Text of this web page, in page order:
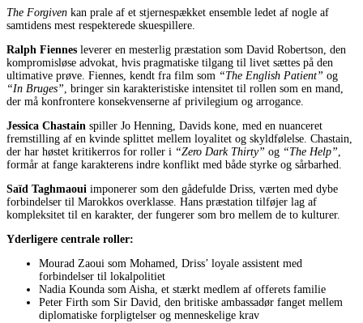
The Forgiven kan prale af et stjernespækket ensemble ledet af nogle af
samtidens mest respekterede skuespillere.
Ralph Fiennes leverer en mesterlig præstation som David Robertson, den
kompromisløse advokat, hvis pragmatiske tilgang til livet sættes på den
ultimative prøve. Fiennes, kendt fra film som “The English Patient” og
“In Bruges”, bringer sin karakteristiske intensitet til rollen som en mand,
der må konfrontere konsekvenserne af privilegium og arrogance.
Jessica Chastain spiller Jo Henning, Davids kone, med en nuanceret
fremstilling af en kvinde splittet mellem loyalitet og skyldfølelse. Chastain,
der har høstet kritikerros for roller i “Zero Dark Thirty” og “The Help”,
formår at fange karakterens indre konflikt med både styrke og sårbarhed.
Saïd Taghmaoui imponerer som den gådefulde Driss, værten med dybe
forbindelser til Marokkos overklasse. Hans præstation tilføjer lag af
kompleksitet til en karakter, der fungerer som bro mellem de to kulturer.
Yderligere centrale roller:
Mourad Zaoui som Mohamed, Driss’ loyale assistent med
forbindelser til lokalpolitiet
Nadia Kounda som Aisha, et stærkt medlem af offerets familie
Peter Firth som Sir David, den britiske ambassadør fanget mellem
diplomatiske forpligtelser og menneskelige krav